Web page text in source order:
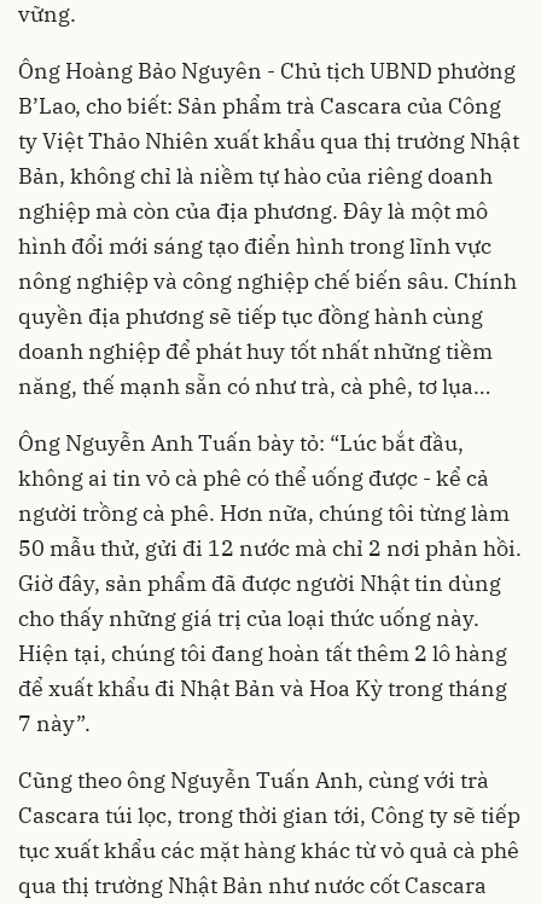
vững.
Ông Hoàng Bảo Nguyên - Chủ tịch UBND phường
B’Lao, cho biết: Sản phẩm trà Cascara của Công
ty Việt Thảo Nhiên xuất khẩu qua thị trường Nhật
Bản, không chỉ là niềm tự hào của riêng doanh
nghiệp mà còn của địa phương. Đây là một mô
hình đổi mới sáng tạo điển hình trong lĩnh vực
nông nghiệp và công nghiệp chế biến sâu. Chính
quyền địa phương sẽ tiếp tục đồng hành cùng
doanh nghiệp để phát huy tốt nhất những tiềm
năng, thế mạnh sẵn có như trà, cà phê, tơ lụa…
Ông Nguyễn Anh Tuấn bày tỏ: “Lúc bắt đầu,
không ai tin vỏ cà phê có thể uống được - kể cả
người trồng cà phê. Hơn nữa, chúng tôi từng làm
50 mẫu thử, gửi đi 12 nước mà chỉ 2 nơi phản hồi.
Giờ đây, sản phẩm đã được người Nhật tin dùng
cho thấy những giá trị của loại thức uống này.
Hiện tại, chúng tôi đang hoàn tất thêm 2 lô hàng
để xuất khẩu đi Nhật Bản và Hoa Kỳ trong tháng
7 này”.
Cũng theo ông Nguyễn Tuấn Anh, cùng với trà
Cascara túi lọc, trong thời gian tới, Công ty sẽ tiếp
tục xuất khẩu các mặt hàng khác từ vỏ quả cà phê
qua thị trường Nhật Bản như nước cốt Cascara